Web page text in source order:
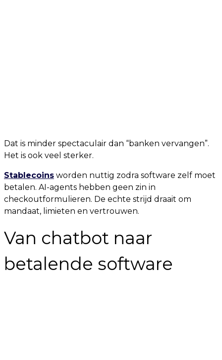
Dat is minder spectaculair dan “banken vervangen”.
Het is ook veel sterker.
Stablecoins worden nuttig zodra software zelf moet
betalen. AI-agents hebben geen zin in
checkoutformulieren. De echte strijd draait om
mandaat, limieten en vertrouwen.
Van chatbot naar
betalende software